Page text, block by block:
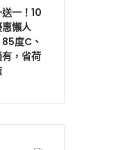
送一！10
懶人
度C、
，省荷